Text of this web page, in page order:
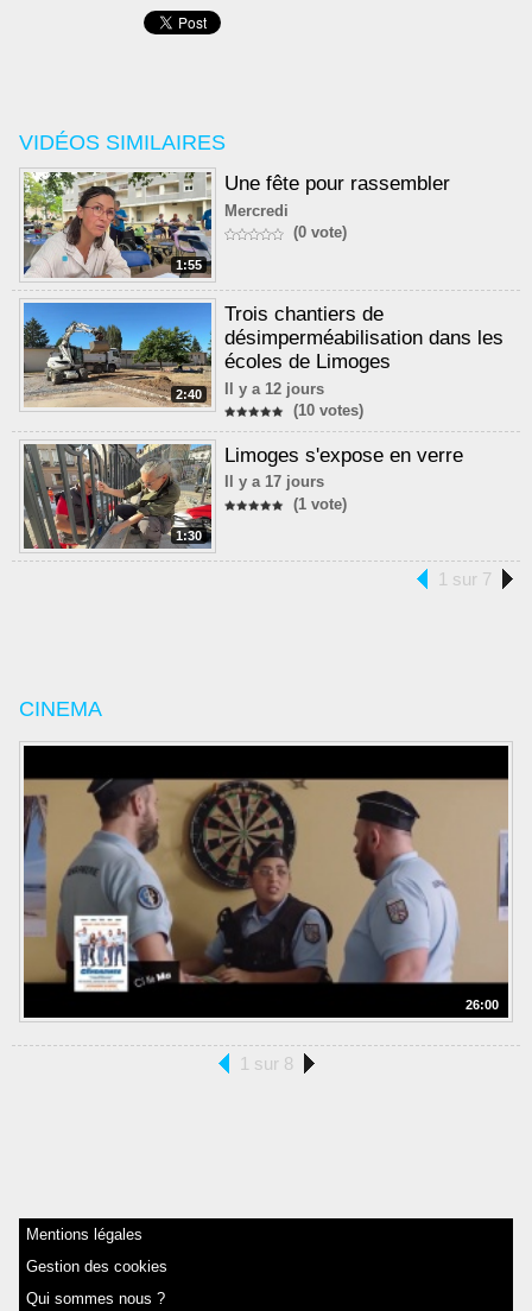
VIDÉOS SIMILAIRES
1:55
Une fête pour rassembler
Mercredi
(0 vote)
2:40
Trois chantiers de
désimperméabilisation dans les
écoles de Limoges
Il y a 12 jours
(10 votes)
1:30
Limoges s'expose en verre
Il y a 17 jours
(1 vote)
1 sur 7
CINEMA
26:00
1 sur 8
Mentions légales
Gestion des cookies
Qui sommes nous ?